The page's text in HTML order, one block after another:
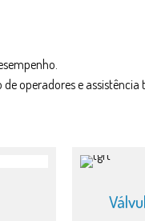
operadores e assistência